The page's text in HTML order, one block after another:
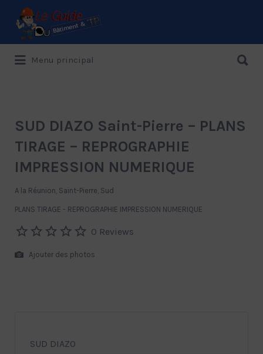
Le Guide de référence depuis 1995
Rechercher:
Menu principal
SUD DIAZO Saint-Pierre – PLANS
TIRAGE – REPROGRAPHIE
IMPRESSION NUMERIQUE
A la Réunion, Saint-Pierre, Sud
PLANS TIRAGE - REPROGRAPHIE IMPRESSION NUMERIQUE
0 Reviews
Ajouter des photos
SUD DIAZO